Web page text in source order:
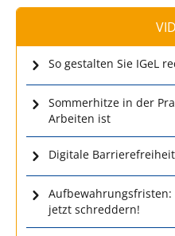
So gestalten Sie IGeL
Sommerhitze in der
Arbeiten ist
Digitale
Aufbewahrungsfristen:
jetzt schreddern!